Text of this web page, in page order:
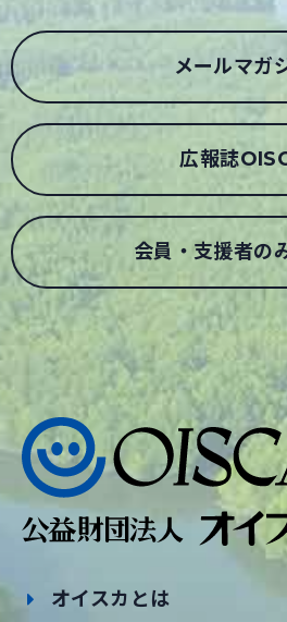
メールマガ
広報誌
会員・支援者の
オイスカとは